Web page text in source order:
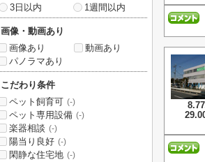
3日以内
1週間以内
画像・動画あり
画像あり
動画あり
パノラマあり
こだわり条件
ペット飼育可 (-)
ペット専用設備 (-)
楽器相談 (-)
陽当り良好 (-)
閑静な住宅地 (-)